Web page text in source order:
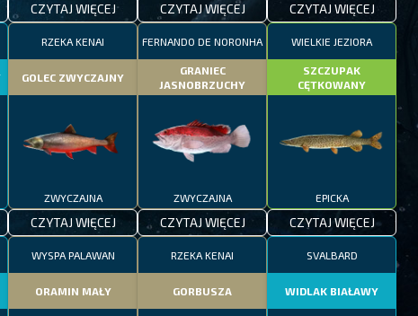
CZYTAJ WIĘCEJ CZYTAJ WIĘCEJ CZYTAJ WIĘCEJ
RZEKA KENAI
GOLEC ZWYCZAJNY
ZWYCZAJNA
CZYTAJ WIĘCEJ
FERNANDO DE NORONHA
GRANIEC
JASNOBRZUCHY
ZWYCZAJNA
CZYTAJ WIĘCEJ
WIELKIE JEZIORA
SZCZUPAK
CĘTKOWANY
EPICKA
CZYTAJ WIĘCEJ
WYSPA PALAWAN
ORAMIN MAŁY
RZEKA KENAI
GORBUSZA
SVALBARD
WIDLAK BIAŁAWY